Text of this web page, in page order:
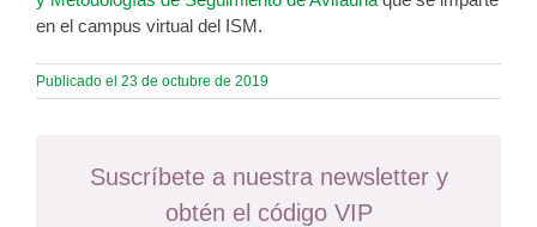
en el campus virtual del ISM.
Publicado el 23 de octubre de 2019
Suscríbete a nuestra newsletter y
obtén el código VIP